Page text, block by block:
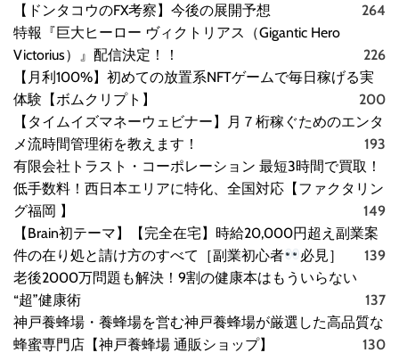
【ドンタコウのFX考察】今後の展開予想
264
特報『巨大ヒーロー ヴィクトリアス（Gigantic Hero
Victorius）』配信決定！！
226
【月利100%】初めての放置系NFTゲームで毎日稼げる実
体験【ボムクリプト】
200
【タイムイズマネーウェビナー】月７桁稼ぐためのエンタ
メ流時間管理術を教えます！
193
有限会社トラスト・コーポレーション 最短3時間で買取！
低手数料！西日本エリアに特化、全国対応【ファクタリン
グ福岡 】
149
【Brain初テーマ】【完全在宅】時給20,000円超え副業案
件の在り処と請け方のすべて［副業初心者
必見］
139
老後2000万問題も解決！9割の健康本はもういらない
“超”健康術
137
神戸養蜂場・養蜂場を営む神戸養蜂場が厳選した高品質な
蜂蜜専門店【神戸養蜂場 通販ショップ】
130